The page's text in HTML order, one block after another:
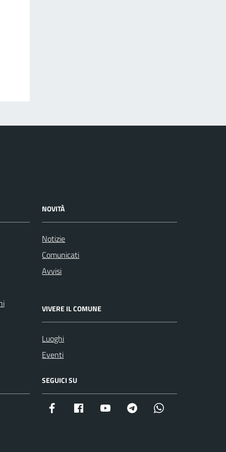
NOVITÀ
Notizie
Comunicati
Avvisi
VIVERE IL COMUNE
Luoghi
Eventi
SEGUICI SU
Facebook istituzionale
Facebook museo civico
YouTube Telegram